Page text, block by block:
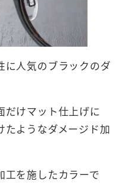
に人気のブラックのダ
だけマット仕上げに
たようなダメージド加
工を施したカラーで